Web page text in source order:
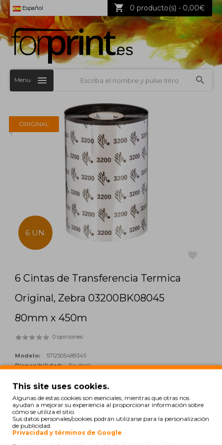
Español 0 producto(s) - 0,00€
Menu
ORIGINAL
6 UN.
6 Cintas de Transferencia Termica
Original, Zebra 03200BK08045
80mm x 450m
0 opiniones
Modelo:
5712505489345
Disponibilidad:
En stock
129,62€
Cantidad:
AÑADIRadd_shopping_cart
This site uses cookies.
Algunas de estas cookies son esenciales, mientras que otras nos
ayudan a mejorar su experiencia al proporcionar información sobre
cómo se utiliza el sitio.
Sus datos personales/cookies podrán utilizarse para la personalización
de publicidad.
Privacidad y términos de Google